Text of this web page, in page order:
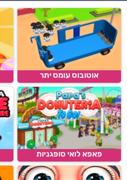
אוטובוס עומס יתר
פאפא לואי סופגניות